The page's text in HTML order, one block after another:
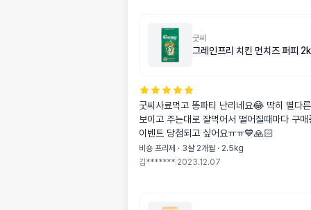
굿씨
그레인프리 치킨 먼치즈 퍼피
굿씨사료먹고 똥파티 난리네요😂 딱히 별다
보이고 주는대로 잘먹어서 떨어질때마다 구
이벤트 당첨되고 싶어요ㅠㅠ💙🙏🏻
비숑 프리제 · 3살 2개월 · 2.5kg
김******* 2023.12.07